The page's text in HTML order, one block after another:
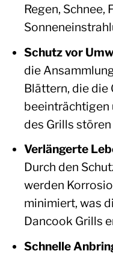
Regen,
Schutz vor
die
Blättern, die
beeinträchtigen
des Grills
Verlängerte
Durch den
werden
minimiert, was
Dancook Grills
Schnelle